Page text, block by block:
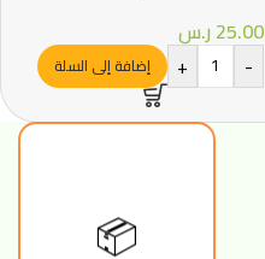
25.00ر.س
-
+ إضافة إلى السلة
📦